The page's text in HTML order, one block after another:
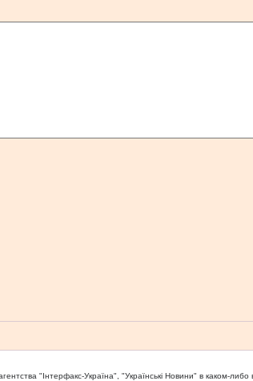
"Iнтерфакс-Україна", "Українськi Новини" в каком-